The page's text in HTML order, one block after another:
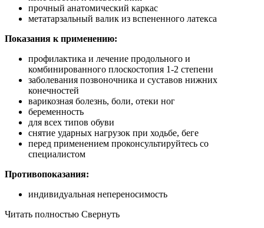
прочный анатомический каркас
метатарзальный валик из вспененного латекса
Показания к применению:
профилактика и лечение продольного и
комбинированного плоскостопия 1-2 степени
заболевания позвоночника и суставов нижних
конечностей
варикозная болезнь, боли, отеки ног
беременность
для всех типов обуви
снятие ударных нагрузок при ходьбе, беге
перед применением проконсультируйтесь со
специалистом
Противопоказания:
индивидуальная непереносимость
Читать полностью Свернуть